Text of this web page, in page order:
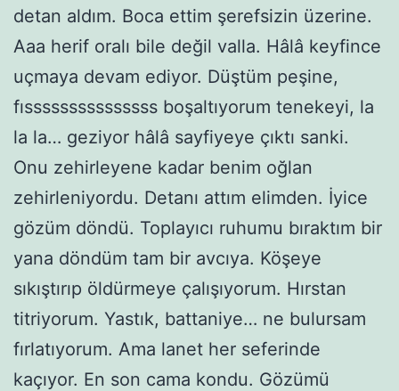
detan aldım. Boca ettim şerefsizin üzerine.
Aaa herif oralı bile değil valla. Hâlâ keyfince
uçmaya devam ediyor. Düştüm peşine,
fısssssssssssssss boşaltıyorum tenekeyi, la
la la… geziyor hâlâ sayfiyeye çıktı sanki.
Onu zehirleyene kadar benim oğlan
zehirleniyordu. Detanı attım elimden. İyice
gözüm döndü. Toplayıcı ruhumu bıraktım bir
yana döndüm tam bir avcıya. Köşeye
sıkıştırıp öldürmeye çalışıyorum. Hırstan
titriyorum. Yastık, battaniye… ne bulursam
fırlatıyorum. Ama lanet her seferinde
kaçıyor. En son cama kondu. Gözümü